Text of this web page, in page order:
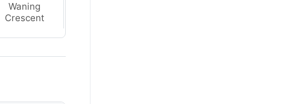
Waning
Crescent